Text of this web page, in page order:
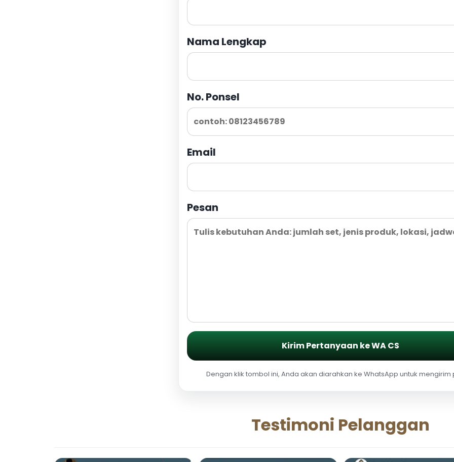
Nama Lengkap
No. Ponsel
Email
Pesan
Kirim Pertanyaan ke WA CS
Dengan klik tombol ini, Anda akan diarahkan ke WhatsApp untuk mengirim
Testimoni Pelanggan